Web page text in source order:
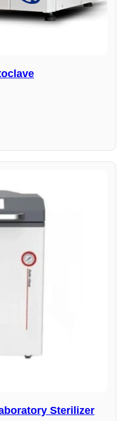
Sterilizer